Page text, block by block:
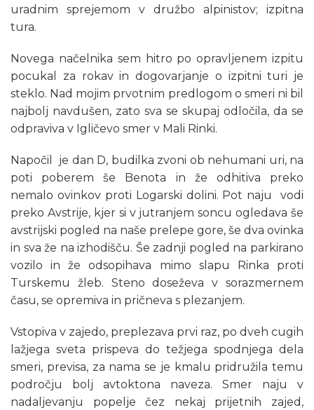
uradnim sprejemom v družbo alpinistov; izpitna
tura.
Novega načelnika sem hitro po opravljenem izpitu
pocukal za rokav in dogovarjanje o izpitni turi je
steklo. Nad mojim prvotnim predlogom o smeri ni bil
najbolj navdušen, zato sva se skupaj odločila, da se
odpraviva v Igličevo smer v Mali Rinki.
Napočil je dan D, budilka zvoni ob nehumani uri, na
poti poberem še Benota in že odhitiva preko
nemalo ovinkov proti Logarski dolini. Pot naju vodi
preko Avstrije, kjer si v jutranjem soncu ogledava še
avstrijski pogled na naše prelepe gore, še dva ovinka
in sva že na izhodišču. Še zadnji pogled na parkirano
vozilo in že odsopihava mimo slapu Rinka proti
Turskemu žleb. Steno doseževa v sorazmernem
času, se opremiva in pričneva s plezanjem.
Vstopiva v zajedo, preplezava prvi raz, po dveh cugih
lažjega sveta prispeva do težjega spodnjega dela
smeri, previsa, za nama se je kmalu pridružila temu
področju bolj avtoktona naveza. Smer naju v
nadaljevanju popelje čez nekaj prijetnih zajed,